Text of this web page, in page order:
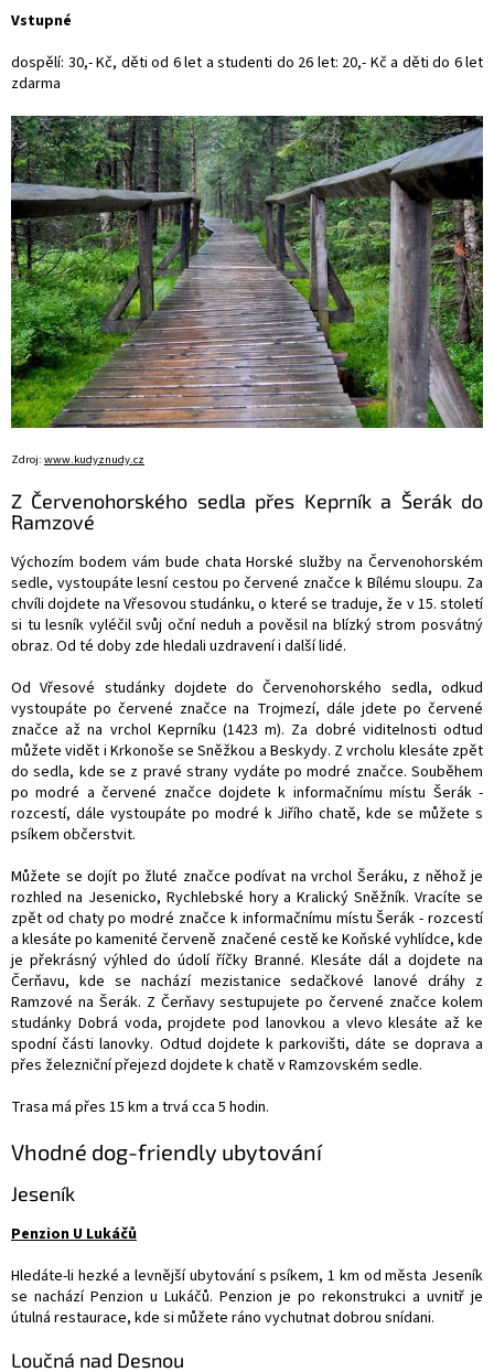
Vstupné
dospělí: 30,- Kč, děti od 6 let a studenti do 26 let: 20,- Kč a děti do 6 let
zdarma
Zdroj: www.kudyznudy.cz
Z Červenohorského sedla přes Keprník a Šerák do
Ramzové
Výchozím bodem vám bude chata Horské služby na Červenohorském
sedle, vystoupáte lesní cestou po červené značce k Bílému sloupu. Za
chvíli dojdete na Vřesovou studánku, o které se traduje, že v 15. století
si tu lesník vyléčil svůj oční neduh a pověsil na blízký strom posvátný
obraz. Od té doby zde hledali uzdravení i další lidé.
Od Vřesové studánky dojdete do Červenohorského sedla, odkud
vystoupáte po červené značce na Trojmezí, dále jdete po červené
značce až na vrchol Keprníku (1423 m). Za dobré viditelnosti odtud
můžete vidět i Krkonoše se Sněžkou a Beskydy. Z vrcholu klesáte zpět
do sedla, kde se z pravé strany vydáte po modré značce. Souběhem
po modré a červené značce dojdete k informačnímu místu Šerák -
rozcestí, dále vystoupáte po modré k Jiřího chatě, kde se můžete s
psíkem občerstvit.
Můžete se dojít po žluté značce podívat na vrchol Šeráku, z něhož je
rozhled na Jesenicko, Rychlebské hory a Kralický Sněžník. Vracíte se
zpět od chaty po modré značce k informačnímu místu Šerák - rozcestí
a klesáte po kamenité červeně značené cestě ke Koňské vyhlídce, kde
je překrásný výhled do údolí říčky Branné. Klesáte dál a dojdete na
Čerňavu, kde se nachází mezistanice sedačkové lanové dráhy z
Ramzové na Šerák. Z Čerňavy sestupujete po červené značce kolem
studánky Dobrá voda, projdete pod lanovkou a vlevo klesáte až ke
spodní části lanovky. Odtud dojdete k parkovišti, dáte se doprava a
přes železniční přejezd dojdete k chatě v Ramzovském sedle.
Trasa má přes 15 km a trvá cca 5 hodin.
Vhodné dog-friendly ubytování
Jeseník
Penzion U Lukáčů
Hledáte-li hezké a levnější ubytování s psíkem, 1 km od města Jeseník
se nachází Penzion u Lukáčů. Penzion je po rekonstrukci a uvnitř je
útulná restaurace, kde si můžete ráno vychutnat dobrou snídani.
Loučná nad Desnou